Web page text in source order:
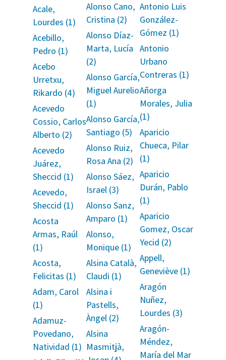
Acale,
Lourdes (1)
Acebillo,
Pedro (1)
Acebo
Urretxu,
Rikardo (4)
Acevedo
Cossio, Carlos
Alberto (2)
Acevedo
Juárez,
Sheccid (1)
Acevedo,
Sheccid (1)
Acosta
Armas, Raúl
(1)
Acosta,
Felicitas (1)
Adam, Carol
(1)
Adamuz-
Povedano,
Natividad (1)
Alonso Cano,
Cristina (2)
Alonso Díaz-
Marta, Lucía
(2)
Alonso García,
Miguel Aurelio
(1)
Alonso García,
Santiago (5)
Alonso Ruiz,
Rosa Ana (2)
Alonso Sáez,
Israel (3)
Alonso Sanz,
Amparo (1)
Alonso,
Monique (1)
Alsina Català,
Claudi (1)
Alsina i
Pastells,
Àngel (2)
Alsina
Masmitjà,
Antonio Luis
González-
Gómez (1)
Antonio
Urbano
Contreras (1)
Añorga
Morales, Julia
(1)
Aparicio
Chueca, Pilar
(1)
Aparicio
Durán, Pablo
(1)
Aparicio
Gomez, Oscar
Yecid (2)
Appell,
Geneviève (1)
Aragón
Nuñez,
Lourdes (3)
Aragón-
Méndez,
María del Mar